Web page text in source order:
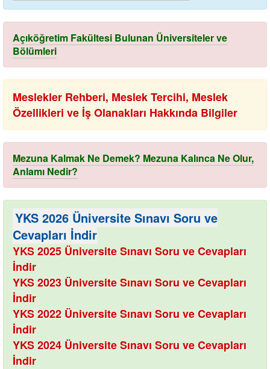
Açıköğretim Fakültesi Bulunan Üniversiteler ve
Bölümleri
Meslekler Rehberi, Meslek Tercihi, Meslek
Özellikleri ve İş Olanakları Hakkında Bilgiler
Mezuna Kalmak Ne Demek? Mezuna Kalınca Ne Olur,
Anlamı Nedir?
YKS 2026 Üniversite Sınavı Soru ve
Cevapları İndir
YKS 2025 Üniversite Sınavı Soru ve Cevapları
İndir
YKS 2023 Üniversite Sınavı Soru ve Cevapları
İndir
YKS 2022 Üniversite Sınavı Soru ve Cevapları
İndir
YKS 2024 Üniversite Sınavı Soru ve Cevapları
İndir